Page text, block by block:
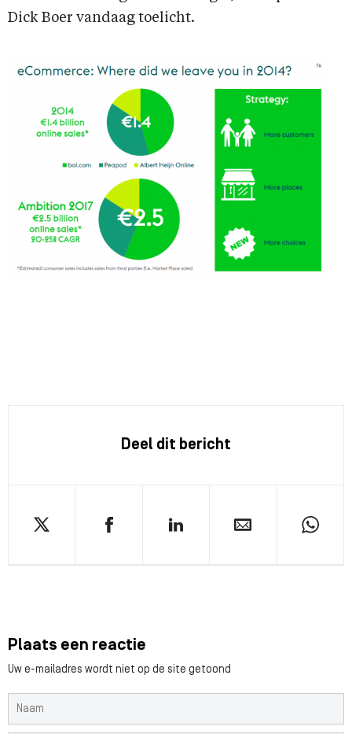
Dick Boer vandaag toelicht.
Deel dit bericht
Plaats een reactie
Uw e-mailadres wordt niet op de site getoond